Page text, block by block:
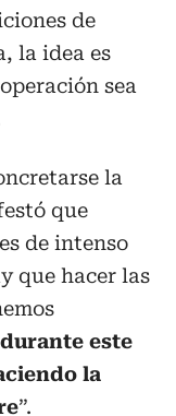
de
la idea es
sea
la
que
de intenso
que hacer las
este
la
”.